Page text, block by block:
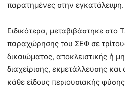
παρατημένες στην εγκατάλειψη.
Ειδικότερα, μεταβιβάστηκε στο
παραχώρησης του ΣΕΦ σε
δικαιώματος, αποκλειστικής ή
διαχείρισης, εκμετάλλευσης και
κάθε είδους περιουσιακής